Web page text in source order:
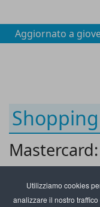
Utilizziamo cookies
analizzare il nostro
Aggiornato a
futuro tra